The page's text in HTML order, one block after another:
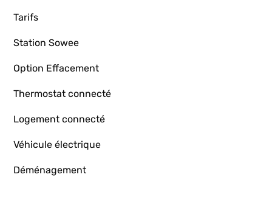
Tarifs
Station Sowee
Option Effacement
Thermostat connecté
Logement connecté
Véhicule électrique
Déménagement